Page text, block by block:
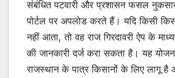
संबंधित पटवारी और प्रशासन फसल
पोर्टल पर अपलोड करते हैं। यदि किसी
नहीं आता, तो वह राज गिरदावरी ऐप के
की जानकारी दर्ज करा सकता है। यह
राजस्थान के पात्र किसानों के लिए लागू है